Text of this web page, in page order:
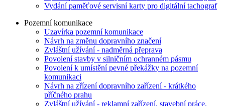
Vydání paměťové servisní karty pro digitální tachograf
Pozemní komunikace
Uzavírka pozemní komunikace
Návrh na změnu dopravního značení
Zvláštní užívání - nadměrná přeprava
Povolení stavby v silničním ochranném pásmu
Povolení k umístění pevné překážky na pozemní
komunikaci
Návrh na zřízení dopravního zařízení - krátkého
příčného prahu
Zvláštní užívání - reklamní zařízení, stavební práce,